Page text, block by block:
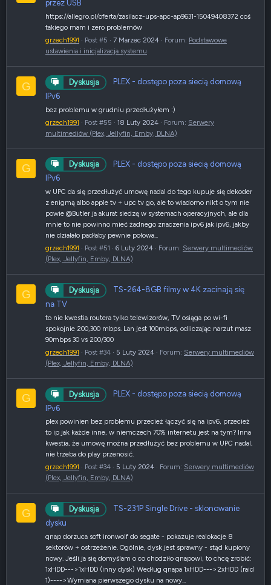
przez USB
https://allegro.pl/oferta/zasilacz-ups-apc-ap9631-15049408372 coś
takiego mam i zero problemów
grzech1991
Post #5 7 Marzec 2024 Forum: Podstawowe
ustawienia i inicjalizacja systemu
G Dyskusja
PLEX - dostępo poza siecią domową
IPv6
bez problemu w grudniu przedłużyłem :)
grzech1991
Post #55 18 Luty 2024 Forum: Serwery
multimediów (Plex, Jellyfin, Emby, DLNA)
G Dyskusja
PLEX - dostępo poza siecią domową
IPv6
w UPC da się przedłużyć umowę nadal do tego kupuje się dekoder
z enigmą albo apple tv + upc tv go, ale to wiadomo nikt o tym nie
powie @Butler ja akurat siedzę w systemach operacyjnych, ale dla
mnie to nie powinno mieć żadnego znaczenia ipv6 jak ipv6, jakby
nie działało padłaby pewnie połowa...
grzech1991
Post #51 6 Luty 2024 Forum: Serwery multimediów
(Plex, Jellyfin, Emby, DLNA)
G Dyskusja
TS-264-8GB filmy w 4K zacinają się
na TV
to nie kwestia routera tylko telewizorów, TV osiąga po wi-fi
spokojnie 200,300 mbps. Lan jest 100mbps, odliczając narzut masz
90mbps 30 vs 200/300
grzech1991
Post #34 5 Luty 2024 Forum: Serwery multimediów
(Plex, Jellyfin, Emby, DLNA)
G Dyskusja
PLEX - dostępo poza siecią domową
IPv6
plex powinien bez problemu przecież łączyć się na ipv6, przecież
to ip jak każde inne, w niemczech 70% internetu jest na tym? Inna
kwestia, że umowę można przedłużyć bez problemu w UPC nadal,
nie trzeba do play przenosić.
grzech1991
Post #34 5 Luty 2024 Forum: Serwery multimediów
(Plex, Jellyfin, Emby, DLNA)
G Dyskusja
TS-231P Single Drive - sklonowanie
dysku
qnap dorzuca soft ironwolf do segate - pokazuje realokacje 8
sektorów + ostrzeżenie. Ogólnie, dysk jest sprawny - stąd kupiony
nowy. Jeśli ja się domyślam o co chodziło qnapowi, to chcę zrobić:
1xHDD--->1xHDD (inny dysk) Według qnapa 1xHDD--->2xHDD (raid
1)---->Wymiana pierwszego dysku na nowy...